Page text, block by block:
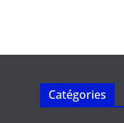
Catégories